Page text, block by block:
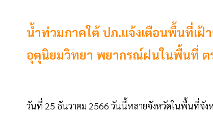
น้ำท่วมภาคใต้ ปภ.แจ้งเตือนพื้นที่เ
อุตุนิยมวิทยา พยากรณ์ฝนในพื้นที่
วันที่ 25 ธันวาคม 2566 วันนี้หลายจังหวัดในพื้นที่จัง